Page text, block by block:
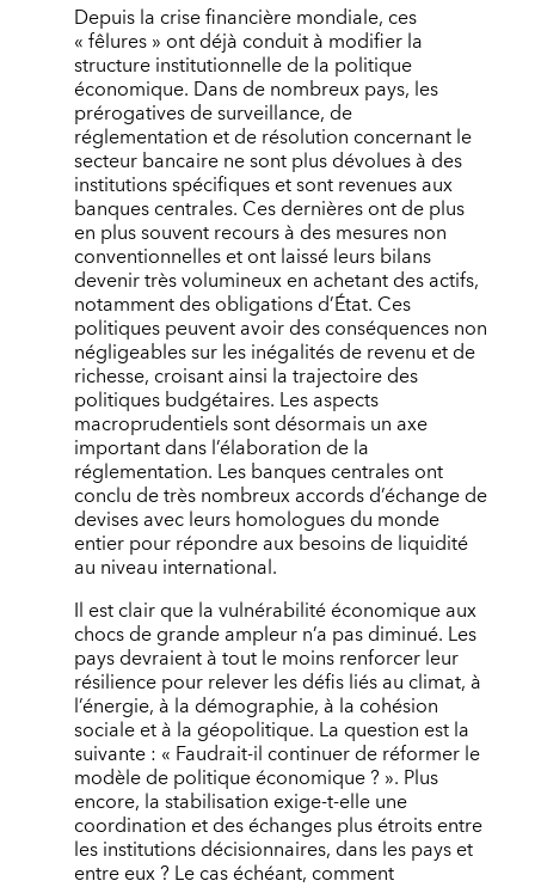
Depuis la crise financière mondiale, ces
« fêlures » ont déjà conduit à modifier la
structure institutionnelle de la politique
économique. Dans de nombreux pays, les
prérogatives de surveillance, de
réglementation et de résolution concernant le
secteur bancaire ne sont plus dévolues à des
institutions spécifiques et sont revenues aux
banques centrales. Ces dernières ont de plus
en plus souvent recours à des mesures non
conventionnelles et ont laissé leurs bilans
devenir très volumineux en achetant des actifs,
notamment des obligations d’État. Ces
politiques peuvent avoir des conséquences non
négligeables sur les inégalités de revenu et de
richesse, croisant ainsi la trajectoire des
politiques budgétaires. Les aspects
macroprudentiels sont désormais un axe
important dans l’élaboration de la
réglementation. Les banques centrales ont
conclu de très nombreux accords d’échange de
devises avec leurs homologues du monde
entier pour répondre aux besoins de liquidité
au niveau international.
Il est clair que la vulnérabilité économique aux
chocs de grande ampleur n’a pas diminué. Les
pays devraient à tout le moins renforcer leur
résilience pour relever les défis liés au climat, à
l’énergie, à la démographie, à la cohésion
sociale et à la géopolitique. La question est la
suivante : « Faudrait-il continuer de réformer le
modèle de politique économique ? ». Plus
encore, la stabilisation exige-t-elle une
coordination et des échanges plus étroits entre
les institutions décisionnaires, dans les pays et
entre eux ? Le cas échéant, comment